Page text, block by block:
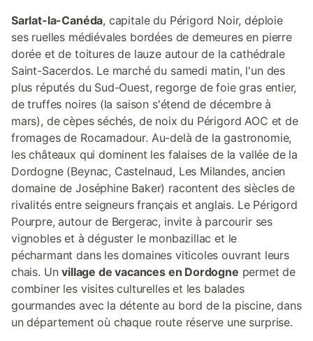
Sarlat-la-Canéda, capitale du Périgord Noir, déploie
ses ruelles médiévales bordées de demeures en pierre
dorée et de toitures de lauze autour de la cathédrale
Saint-Sacerdos. Le marché du samedi matin, l'un des
plus réputés du Sud-Ouest, regorge de foie gras entier,
de truffes noires (la saison s'étend de décembre à
mars), de cèpes séchés, de noix du Périgord AOC et de
fromages de Rocamadour. Au-delà de la gastronomie,
les châteaux qui dominent les falaises de la vallée de la
Dordogne (Beynac, Castelnaud, Les Milandes, ancien
domaine de Joséphine Baker) racontent des siècles de
rivalités entre seigneurs français et anglais. Le Périgord
Pourpre, autour de Bergerac, invite à parcourir ses
vignobles et à déguster le monbazillac et le
pécharmant dans les domaines viticoles ouvrant leurs
chais. Unvillage de vacances en Dordogne permet de
combiner les visites culturelles et les balades
gourmandes avec la détente au bord de la piscine, dans
un département où chaque route réserve une surprise.